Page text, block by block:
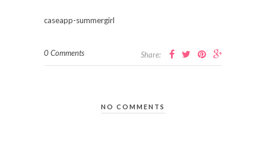
caseapp-summergirl
0 Comments Share:
NO COMMENTS